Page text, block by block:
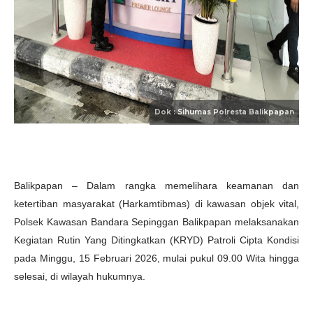
Balikpapan – Dalam rangka memelihara keamanan dan
ketertiban masyarakat (Harkamtibmas) di kawasan objek vital,
Polsek Kawasan Bandara Sepinggan Balikpapan melaksanakan
Kegiatan Rutin Yang Ditingkatkan (KRYD) Patroli Cipta Kondisi
pada Minggu, 15 Februari 2026, mulai pukul 09.00 Wita hingga
selesai, di wilayah hukumnya.